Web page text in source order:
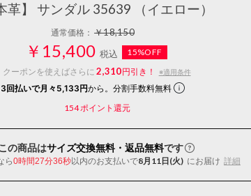
革】 サンダル 35639 （イエロー）
通常価格：￥18,150
￥15,400 税込
15%OFF
クーポンを使えばさらに2,310円引き！ ※適用条件
3回払いで月々5,133円から。分割手数料無料
154ポイント還元
の商品はサイズ交換無料・返品無料です
ら0時間27分35秒以内のお支払いで8月11日(火) にお届け 詳細